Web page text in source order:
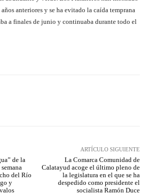
anteriores y se ha evitado la caída temprana
a finales de junio y continuaba durante todo el
de la
del Río
y
ARTÍCULO SIGUIENTE
La Comarca Comunidad de
Calatayud acoge el último pleno de
la legislatura en el que se ha
despedido como presidente el
socialista Ramón Duce